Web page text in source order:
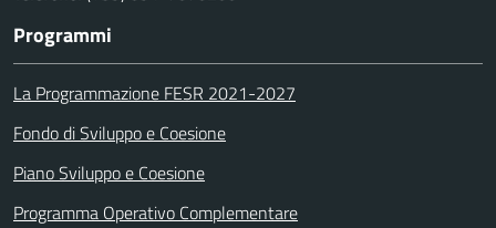
Programmi
La Programmazione FESR 2021-2027
Fondo di Sviluppo e Coesione
Piano Sviluppo e Coesione
Programma Operativo Complementare